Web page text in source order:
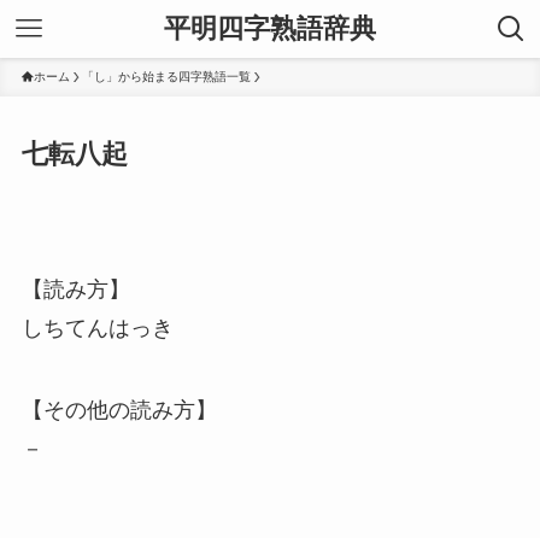
平明四字熟語辞典
ホーム 「し」から始まる四字熟語一覧
七転八起
【読み方】
しちてんはっき
【その他の読み方】
－